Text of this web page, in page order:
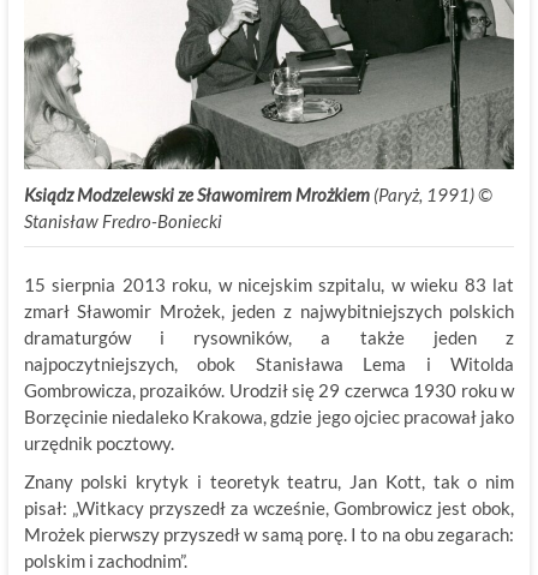
KsiądzModzelewskize Sławomirem Mrożkiem(Paryż, 1991) ©
Stanisław Fredro-Boniecki
15 sierpnia 2013 roku, w nicejskim szpitalu, w wieku 83 lat
zmarł Sławomir Mrożek, jeden z najwybitniejszych polskich
dramaturgów i rysowników, a także jeden z
najpoczytniejszych, obok Stanisława Lema i Witolda
Gombrowicza, prozaików. Urodził się 29 czerwca 1930 roku w
Borzęcinie niedaleko Krakowa, gdzie jego ojciec pracował jako
urzędnik pocztowy.
Znany polski krytyk i teoretyk teatru, Jan Kott, tak o nim
pisał: „Witkacy przyszedł za wcześnie, Gombrowicz jest obok,
Mrożek pierwszy przyszedł w samą porę. I to na obu zegarach:
polskim i zachodnim”.